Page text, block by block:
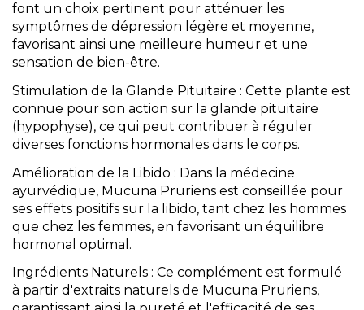
font un choix pertinent pour atténuer les
symptômes de dépression légère et moyenne,
favorisant ainsi une meilleure humeur et une
sensation de bien-être.
Stimulation de la Glande Pituitaire : Cette plante est
connue pour son action sur la glande pituitaire
(hypophyse), ce qui peut contribuer à réguler
diverses fonctions hormonales dans le corps.
Amélioration de la Libido : Dans la médecine
ayurvédique, Mucuna Pruriens est conseillée pour
ses effets positifs sur la libido, tant chez les hommes
que chez les femmes, en favorisant un équilibre
hormonal optimal.
Ingrédients Naturels : Ce complément est formulé
à partir d'extraits naturels de Mucuna Pruriens,